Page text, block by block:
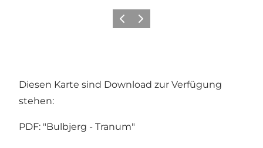
ZurückWeiter
Diesen Karte sind Download zur Verfügung
stehen:
PDF: "Bulbjerg - Tranum"